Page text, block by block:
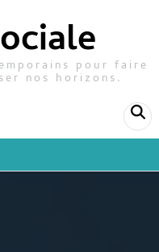
pour faire
nos horizons.